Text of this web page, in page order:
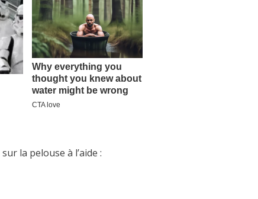
sur la pelouse à l’aide :